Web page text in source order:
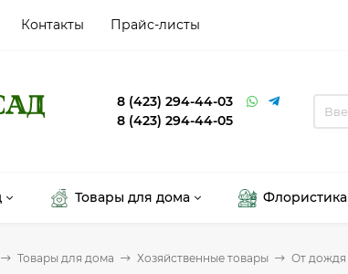
Контакты Прайс-листы
8 (423) 294-44-03
8 (423) 294-44-05
Товары для дома Флористика
Товары для дома Хозяйственные товары От дождя